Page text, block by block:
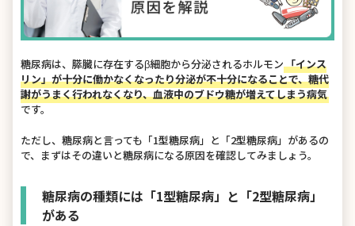
糖尿病は、膵臓に存在するβ細胞から分泌されるホルモン「インス
リン」が十分に働かなくなったり分泌が不十分になることで、糖代
謝がうまく行われなくなり、血液中のブドウ糖が増えてしまう病気
です。
ただし、糖尿病と言っても「1型糖尿病」と「2型糖尿病」があるの
で、まずはその違いと糖尿病になる原因を確認してみましょう。
糖尿病の種類には「1型糖尿病」と「2型糖尿病」
がある